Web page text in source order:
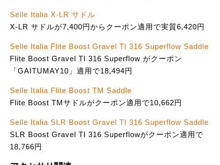
Selle Italia X-LR サドル
X-LR サドルが7,400円からクーポン適用で実質6,420円
Selle Italia Flite Boost Gravel TI 316 Superflow Saddle
Flite Boost Gravel TI 316 Superflow がクーポン
「GAITUMAY10」適用で18,494円
Selle Italia Flite Boost TM Saddle
Flite Boost TMサドルがクーポン適用で10,662円
Selle Italia SLR Boost Gravel TI 316 Superflow Saddle
SLR Boost Gravel TI 316 Superflowがクーポン適用で
18,766円